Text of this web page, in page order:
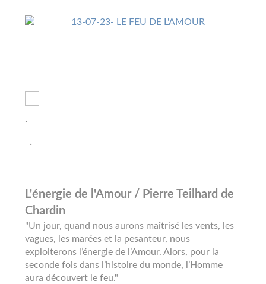
·
·
L'énergie de l'Amour / Pierre Teilhard de
Chardin
"Un jour, quand nous aurons maîtrisé les vents, les
vagues, les marées et la pesanteur, nous
exploiterons l’énergie de l’Amour. Alors, pour la
seconde fois dans l’histoire du monde, l’Homme
aura découvert le feu."